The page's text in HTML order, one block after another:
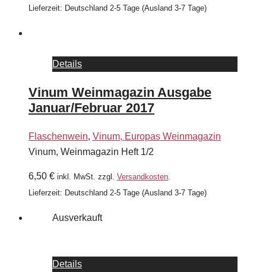
Lieferzeit: Deutschland 2-5 Tage (Ausland 3-7 Tage)
Details
Vinum Weinmagazin Ausgabe
Januar/Februar 2017
Flaschenwein, Vinum, Europas Weinmagazin
Vinum, Weinmagazin Heft 1/2
6,50 € inkl. MwSt. zzgl. Versandkosten
Lieferzeit: Deutschland 2-5 Tage (Ausland 3-7 Tage)
Ausverkauft
Details